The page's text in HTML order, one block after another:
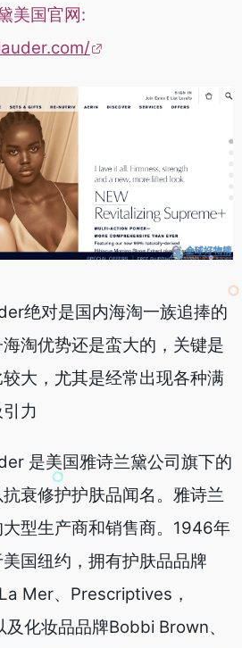
美国官网:
绝对是国内海淘一族追捧的
淘优势还是蛮大的，关键是
大，尤其是经常出现各种满
力
是美国雅诗兰黛公司旗下的
衰修护护肤品闻名。雅诗兰
型生产商和销售商。1946年
国纽约，拥有护肤品品牌
Mer、Prescriptives，
化妆品品牌Bobbi Brown、